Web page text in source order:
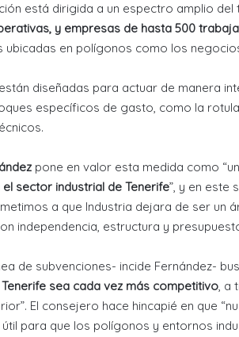
está dirigida a un espectro amplio
y empresas de hasta 500
ubicadas en polígonos como los
diseñadas para actuar de manera
específicos de gasto, como la
pone en valor esta medida como
sector industrial de Tenerife”, y en este
a que Industria dejara de ser un
independencia, estructura y
de subvenciones- incide Fernández-
sea cada vez más competitivo, a
El consejero hace hincapié en que
para que los polígonos y entornos